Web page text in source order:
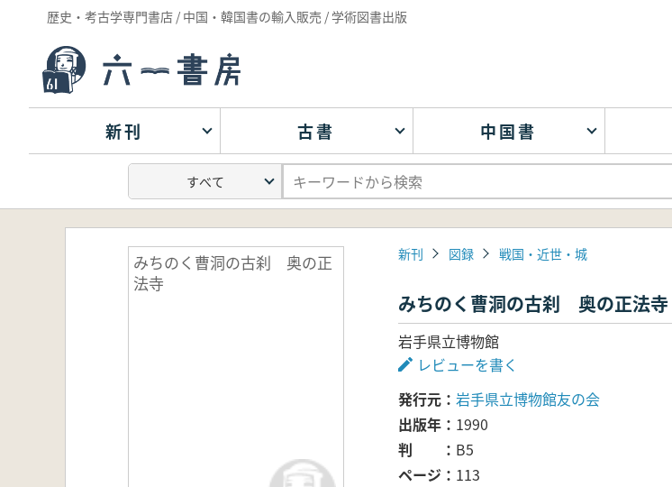
歴史・考古学専門書店 / 中国・韓国書の輸入販売 / 学術図書出版
新刊 古書 中国書
みちのく曹洞の古刹 奥の正
法寺
新刊 図録 戦国・近世・城
みちのく曹洞の古刹 奥の正法寺
岩手県立博物館
レビューを書く
発行元
岩手県立博物館友の会
出版年
1990
判
B5
ページ
113